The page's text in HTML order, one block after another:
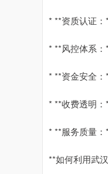
* **资质认证：
* **风控体系：
* **资金安全：
* **收费透明：
* **服务质量：
**如何利用武